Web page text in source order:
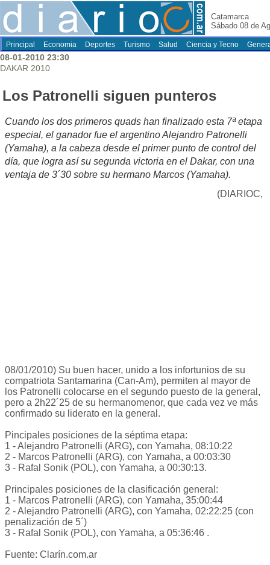
Catamarca
Sábado 08 de
Principal Economia Deportes Turismo Salud Ciencia y Tecno
08-01-2010 23:30
DAKAR 2010
Los Patronelli siguen punteros
Cuando los dos primeros quads han finalizado esta 7ª etapa
especial, el ganador fue el argentino Alejandro Patronelli
(Yamaha), a la cabeza desde el primer punto de control del
día, que logra así su segunda victoria en el Dakar, con una
ventaja de 3´30 sobre su hermano Marcos (Yamaha).
(DIARIOC,
08/01/2010) Su buen hacer, unido a los infortunios de su
compatriota Santamarina (Can-Am), permiten al mayor de
los Patronelli colocarse en el segundo puesto de la general,
pero a 2h22´25 de su hermanomenor, que cada vez ve más
confirmado su liderato en la general.
Pincipales posiciones de la séptima etapa:
1 - Alejandro Patronelli (ARG), con Yamaha, 08:10:22
2 - Marcos Patronelli (ARG), con Yamaha, a 00:03:30
3 - Rafal Sonik (POL), con Yamaha, a 00:30:13.
Principales posiciones de la clasificación general:
1 - Marcos Patronelli (ARG), con Yamaha, 35:00:44
2 - Alejandro Patronelli (ARG), con Yamaha, 02:22:25 (con
penalización de 5´)
3 - Rafal Sonik (POL), con Yamaha, a 05:36:46 .
Fuente: Clarín.com.ar